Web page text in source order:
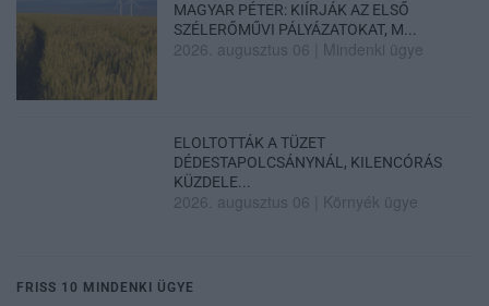
MAGYAR PÉTER: KIÍRJÁK AZ ELSŐ
SZÉLERŐMŰVI PÁLYÁZATOKAT, M...
2026. augusztus 06 Mindenki ügye
ELOLTOTTÁK A TÜZET
DÉDESTAPOLCSÁNYNÁL, KILENCÓRÁS
KÜZDELE...
2026. augusztus 06 Környék ügye
FRISS 10 MINDENKI ÜGYE